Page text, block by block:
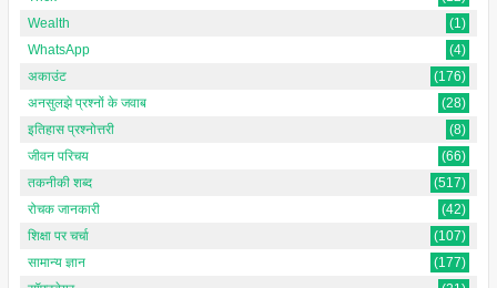
Wealth
(1)
WhatsApp
(4)
अकाउंट
(176)
अनसुलझे प्रश्नों के जवाब
(28)
इतिहास प्रश्नोत्तरी
(8)
जीवन परिचय
(66)
तकनीकी शब्द
(517)
रोचक जानकारी
(42)
शिक्षा पर चर्चा
(107)
सामान्य ज्ञान
(177)